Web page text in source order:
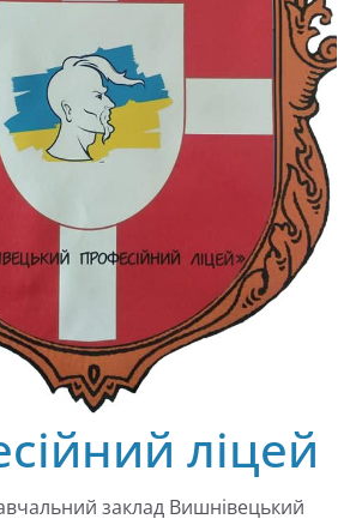
ліцей
заклад Вишнівецький